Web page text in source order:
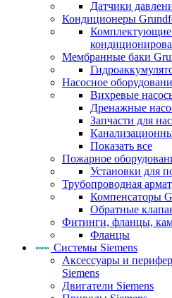
Датчики
Кондиционеры
Комплектующие
Мембранные баки
Насосное
Вихревые
Дренажные
Запчасти для
Показать все
Пожарное
Установки для
Трубопроводная
Компенсаторы
Обратные
Фитинги, фланцы,
Фланцы
Системы Siemens
Аксессуары и
Siemens
Двигатели Siemens